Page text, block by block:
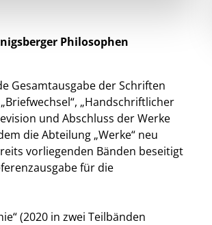
Philosophen
Gesamtausgabe der Schriften
„Handschriftlicher
und Abschluss der Werke
die Abteilung „Werke“ neu
vorliegenden Bänden beseitigt
für die
(2020 in zwei Teilbänden